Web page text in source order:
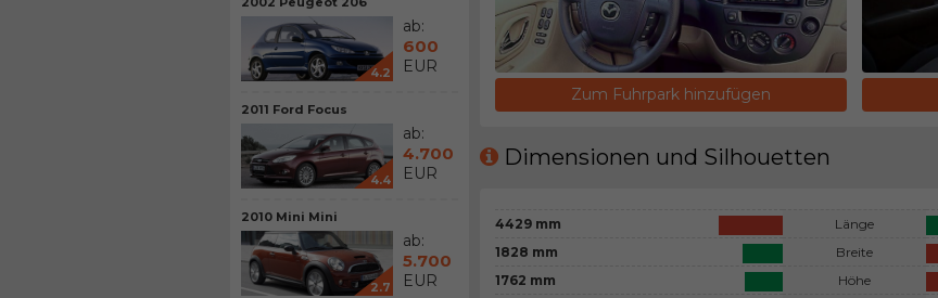
4.2
ab:
600
EUR
2011 Ford Focus
4.4
ab:
4.700
EUR
2010 Mini Mini
2.7
ab:
5.700
EUR
Zum Fuhrpark hinzufügen
Dimensionen und Silhouetten
4429 mm
1828 mm
1762 mm
Länge
Breite
Höhe